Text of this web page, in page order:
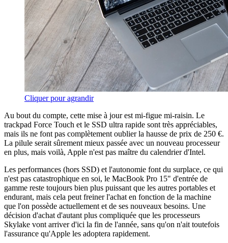
Cliquer pour agrandir
Au bout du compte, cette mise à jour est mi-figue mi-raisin. Le
trackpad Force Touch et le SSD ultra rapide sont très appréciables,
mais ils ne font pas complètement oublier la hausse de prix de 250 €.
La pilule serait sûrement mieux passée avec un nouveau processeur
en plus, mais voilà, Apple n'est pas maître du calendrier d'Intel.
Les performances (hors SSD) et l'autonomie font du surplace, ce qui
n'est pas catastrophique en soi, le MacBook Pro 15" d'entrée de
gamme reste toujours bien plus puissant que les autres portables et
endurant, mais cela peut freiner l'achat en fonction de la machine
que l'on possède actuellement et de ses nouveaux besoins. Une
décision d'achat d'autant plus compliquée que les processeurs
Skylake vont arriver d'ici la fin de l'année, sans qu'on n'ait toutefois
l'assurance qu'Apple les adoptera rapidement.